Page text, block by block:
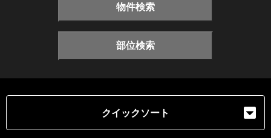
物件検索
部位検索
クイックソート